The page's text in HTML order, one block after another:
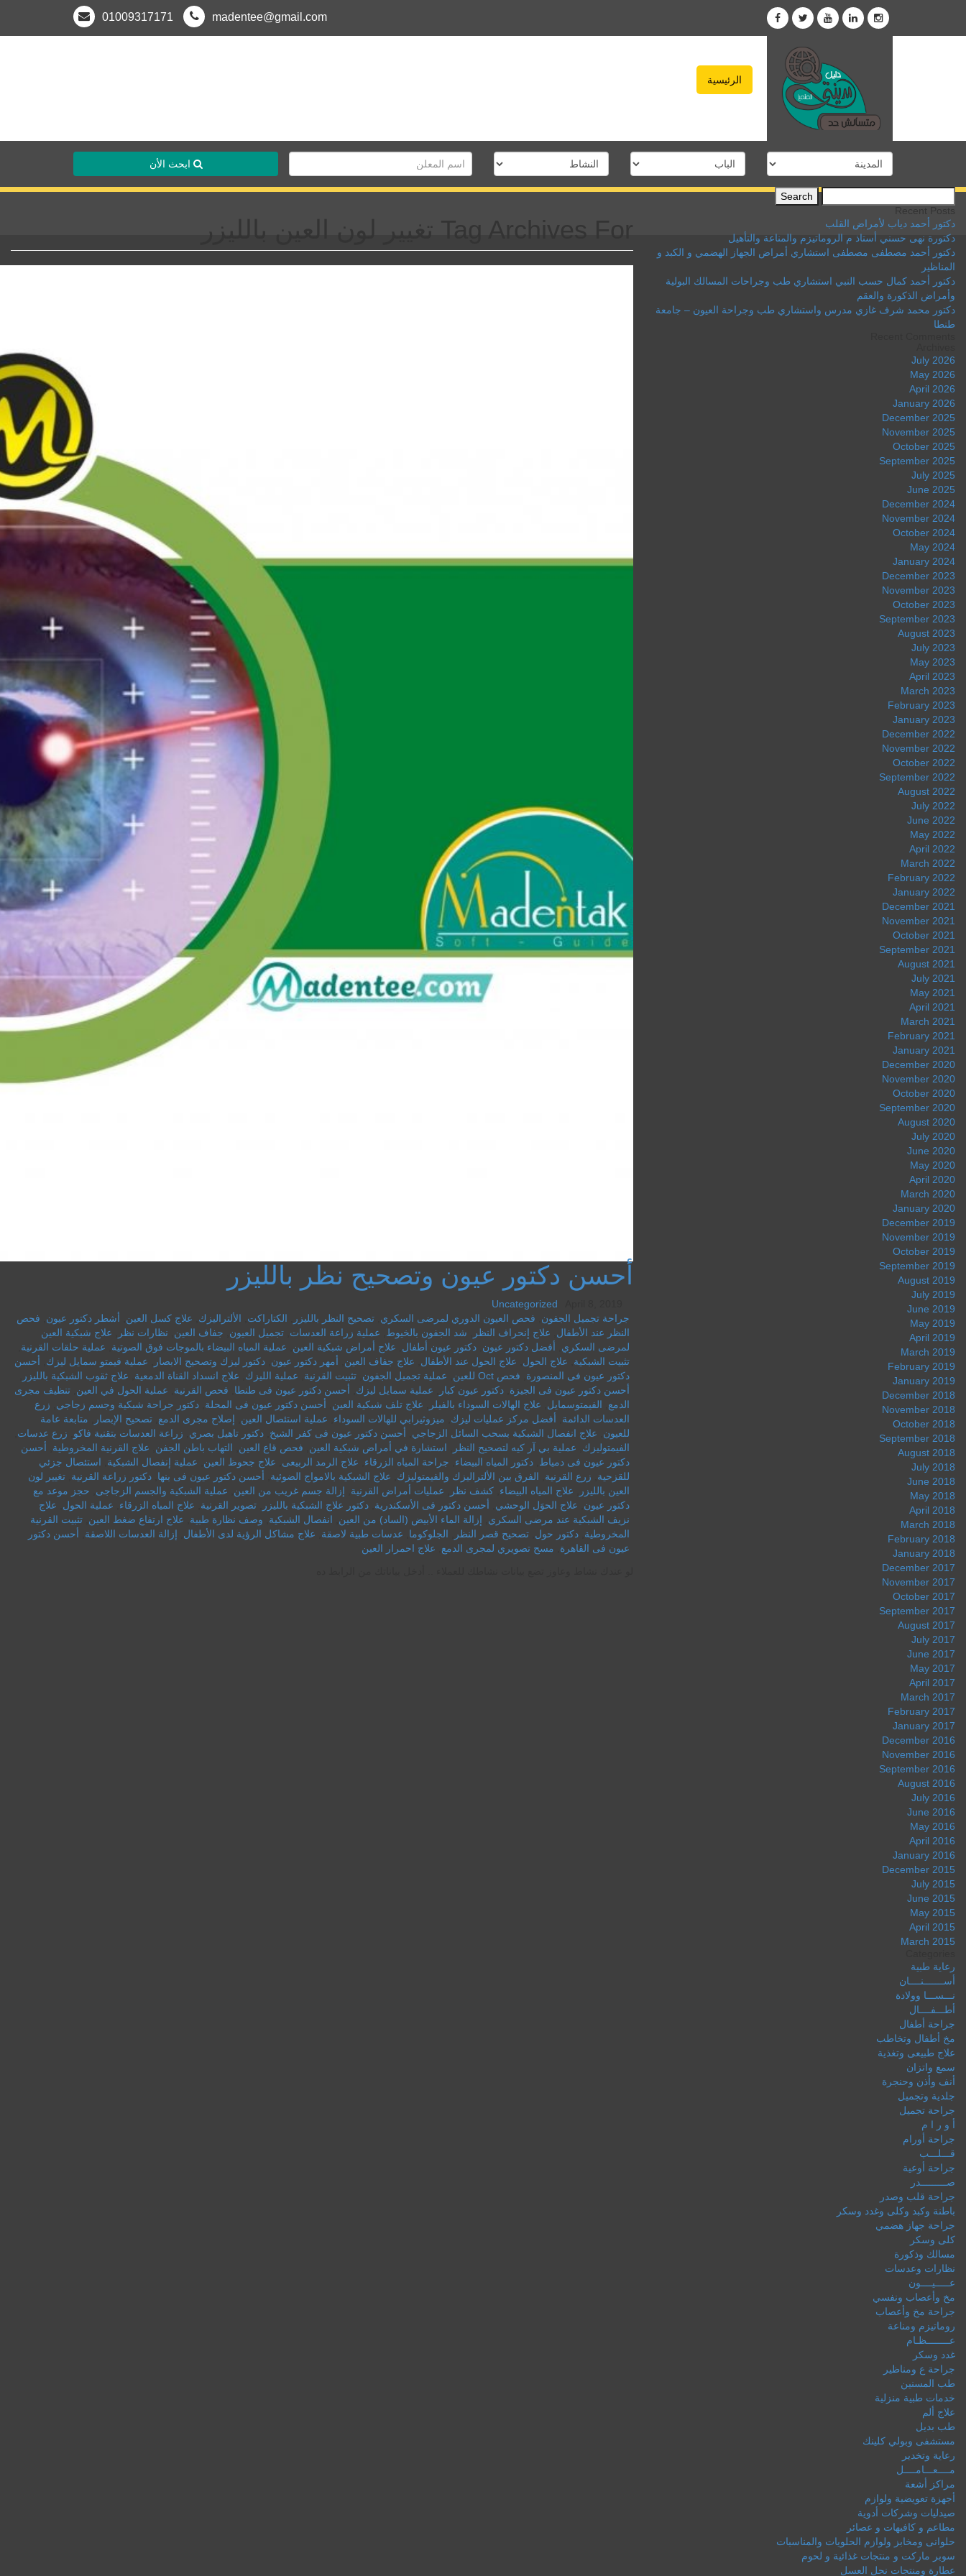
madentee@gmail.com
01009317171
الرئيسية
ابحث الأن
Tag Archives For تغيير لون العين بالليزر
أحسن دكتور عيون وتصحيح نظر بالليزر
Uncategorized
جراحة تجميل الجفون
فحص العيون الدوري لمرضى السكري تصحيح النظر بالليزر الكتاراكت الألتراليزك علاج كسل العين أشطر دكتور عيون
فحص
النظر عند الأطفال
علاج إنحراف النظر شد الجفون بالخيوط عملية زراعة العدسات تجميل العيون جفاف العين نظارات نظر
علاج شبكية العين
لمرضى السكري
أفضل دكتور عيون دكتور عيون أطفال علاج أمراض شبكية العين عملية المياه البيضاء بالموجات فوق الصوتية عملية حلقات القرنية
تثبيت الشبكية
علاج الحول علاج الحول عند الأطفال علاج جفاف العين أمهر دكتور عيون دكتور ليزك وتصحيح الابصار عملية فيمتو سمايل ليزك
أحسن
دكتور عيون فى المنصورة
فحص Oct للعين عملية تجميل الجفون تثبيت القرنية عملية الليزك علاج انسداد القناة الدمعية علاج ثقوب الشبكية بالليزر
أحسن دكتور عيون فى الجيزة دكتور عيون كبار عملية سمايل ليزك أحسن دكتور عيون فى طنطا فحص القرنية عملية الحول في العين تنظيف مجرى
الدمع
الفيمتوسمايل علاج الهالات السوداء بالفيلر علاج تلف شبكية العين أحسن دكتور عيون فى المحلة دكتور جراحة شبكية وجسم زجاجي
زرع
العدسات الدائمة
أفضل مركز عمليات ليزك ميزوثيرابي للهالات السوداء عملية استئصال العين إصلاح مجرى الدمع تصحيح الإبصار
متابعة عامة
للعيون
علاج انفصال الشبكية بسحب السائل الزجاجي أحسن دكتور عيون فى كفر الشيخ دكتور تاهيل بصري زراعة العدسات بتقنية فاكو زرع عدسات
الفيمتوليزك
عملية بي آر كيه لتصحيح النظر استشارة في أمراض شبكية العين فحص قاع العين التهاب باطن الجفن علاج القرنية المخروطية
أحسن
دكتور عيون فى دمياط دكتور المياه البيضاء جراحة المياه الزرقاء علاج الرمد الربيعى علاج جحوظ العين عملية إنفصال الشبكية
استئصال جزئي
للقزحية
زرع القرنية الفرق بين الألتراليزك والفيمتوليزك علاج الشبكية بالامواج الضوئية أحسن دكتور عيون فى بنها دكتور زراعة القرنية تغيير لون
العين بالليزر
علاج المياه البيضاء كشف نظر عمليات أمراض القرنية إزالة جسم غريب من العين عملية الشبكية والجسم الزجاجى
حجز موعد مع
دكتور عيون
علاج الحوَل الوحشي أحسن دكتور فى الأسكندرية دكتور علاج الشبكية بالليزر تصوير القرنية علاج المياه الزرقاء عملية الحول
علاج
نزيف الشبكية عند مرضى السكري
إزالة الماء الأبيض (الساد) من العين انفصال الشبكية وصف نظارة طبية علاج ارتفاع ضغط العين تثبيت القرنية
المخروطية دكتور حول تصحيح قصر النظر الجلوكوما عدسات طبية لاصقة علاج مشاكل الرؤية لدى الأطفال إزالة العدسات اللاصقة
أحسن دكتور
عيون فى القاهرة
مسح تصويري لمجرى الدمع
علاج احمرار العين
Search
for:
Recent Posts
دكتور أحمد دياب لأمراض القلب
دكتورة نهى حسني أستاذ م الروماتيزم والمناعة والتأهيل
دكتور أحمد مصطفى مصطفى استشاري أمراض الجهاز الهضمي و الكبد و
المناظير
دكتور أحمد كمال حسب النبي استشاري طب وجراحات المسالك البولية
وأمراض الذكورة والعقم
دكتور محمد شرف غازي مدرس واستشاري طب وجراحة العيون – جامعة
طنطا
July 2026
May 2026
April 2026
January 2026
December 2025
November 2025
October 2025
September 2025
July 2025
June 2025
December 2024
November 2024
October 2024
May 2024
January 2024
December 2023
November 2023
October 2023
September 2023
August 2023
July 2023
May 2023
April 2023
March 2023
February 2023
January 2023
December 2022
November 2022
October 2022
September 2022
August 2022
July 2022
June 2022
May 2022
April 2022
March 2022
February 2022
January 2022
December 2021
November 2021
October 2021
September 2021
August 2021
July 2021
May 2021
April 2021
March 2021
February 2021
January 2021
December 2020
November 2020
October 2020
September 2020
August 2020
July 2020
June 2020
May 2020
April 2020
March 2020
January 2020
December 2019
November 2019
October 2019
September 2019
August 2019
July 2019
June 2019
May 2019
April 2019
March 2019
February 2019
January 2019
December 2018
November 2018
October 2018
September 2018
August 2018
July 2018
June 2018
May 2018
April 2018
March 2018
February 2018
January 2018
December 2017
November 2017
October 2017
September 2017
August 2017
July 2017
June 2017
May 2017
April 2017
March 2017
February 2017
January 2017
December 2016
November 2016
September 2016
August 2016
July 2016
June 2016
May 2016
April 2016
January 2016
December 2015
July 2015
June 2015
May 2015
April 2015
March 2015
رعاية طبية
أســـــــنــــان
نـــســـا وولادة
أطـــفــــال
جراحة أطفال
مخ أطفال وتخاطب
علاج طبيعى وتغذية
سمع واتزان
أنف وأذن وحنجرة
جلدية وتجميل
جراحة تجميل
أ و ر ا م
جراحة أورام
قـــلـــب
جراحة أوعية
صـــــــــدر
جراحة قلب وصدر
باطنة وكبد وكلى وغدد وسكر
جراحة جهاز هضمي
كلى وسكر
مسالك وذكورة
نظارات وعدسات
عـــــيــــون
مخ وأعصاب ونفسي
جراحة مخ وأعصاب
روماتيزم ومناعة
عــــــــظـام
غدد وسكر
جراحة ع ومناظير
طب المسنين
خدمات طبية منزلية
علاج ألم
طب بديل
مستشفى وبولي كلينك
رعاية وتخدير
مــــعـــامــــل
مراكز أشعة
أجهزة تعويضية ولوازم
صيدليات وشركات أدوية
مطاعم و كافيهات و عصائر
حلوانى ومخابز ولوازم الحلويات والمناسبات
سوبر ماركت و منتجات غذائية و لحوم
عطارة ومنتجات نحل العسل